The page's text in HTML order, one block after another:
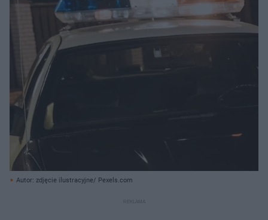
Autor: zdjęcie ilustracyjne/ Pexels.com